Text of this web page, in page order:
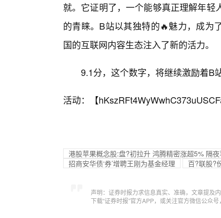
就。它证明了，一个能够真正理解年
的青睐。B站以其独特的🔥魅力，成为
国的互联网内容生态注入了新的活力。
9.1分，这个数字，将继续激励着B
活动：【
港股苹果概念股:盘?初拉升 鸿腾精密涨超5% 隔
招商安华债‘券’增聘王刚为基金经理
百?联股?
声明：证券时报力求信息真实、准确，文章提及
下载“证券时报”官方APP，或关注官方微信公众